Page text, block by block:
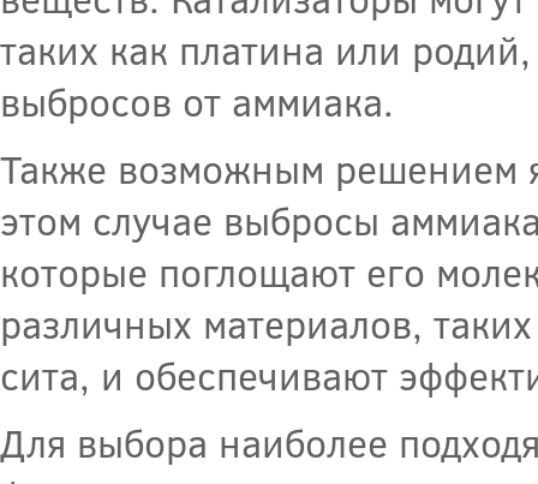
таких как платина или
выбросов от аммиака.
Также возможным решением
этом случае выбросы
которые поглощают его
различных материалов,
сита, и обеспечивают
Для выбора наиболее